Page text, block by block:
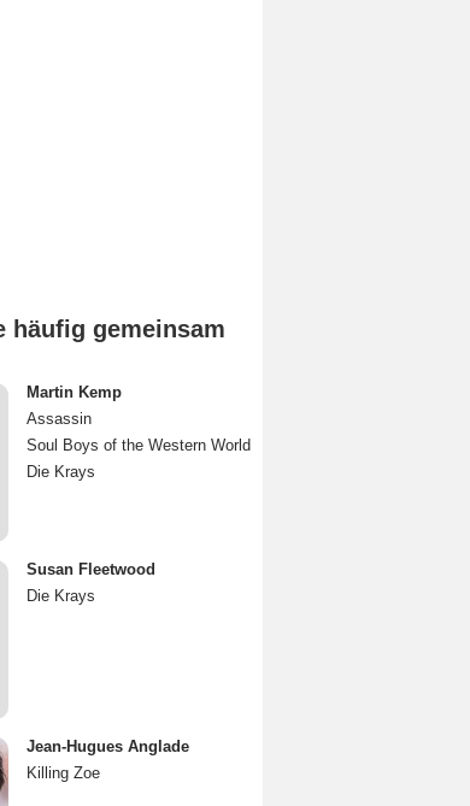
häufig gemeinsam
Martin Kemp
Assassin
Soul Boys of the Western World
Die Krays
Susan Fleetwood
Die Krays
Jean-Hugues Anglade
Killing Zoe